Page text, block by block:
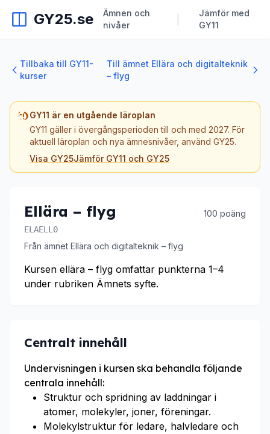
GY25.se
Ämnen och
nivåer
Jämför med
GY11
Tillbaka till GY11-
kurser
Till ämnet Ellära och digitalteknik
– flyg
GY11 är en utgående läroplan
GY11 gäller i övergångsperioden till och med 2027. För
aktuell läroplan och nya ämnesnivåer, använd GY25.
Visa GY25Jämför GY11 och GY25
Ellära – flyg 100 poäng
ELAELL0
Från ämnet Ellära och digitalteknik – flyg
Kursen ellära – flyg omfattar punkterna 1–4
under rubriken Ämnets syfte.
Centralt innehåll
Undervisningen i kursen ska behandla följande
centrala innehåll:
Struktur och spridning av laddningar i
atomer, molekyler, joner, föreningar.
Molekylstruktur för ledare, halvledare och